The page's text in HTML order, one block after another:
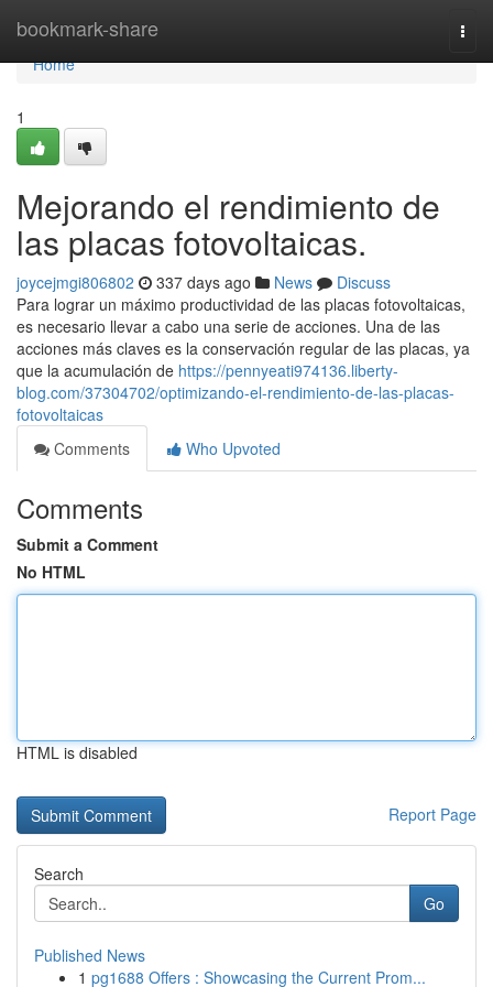
bookmark-share
Home
Home
1
Mejorando el rendimiento de
las placas fotovoltaicas.
joycejmgi806802 337 days ago News
Discuss
Para lograr un máximo productividad de las placas fotovoltaicas,
es necesario llevar a cabo una serie de acciones. Una de las
acciones más claves es la conservación regular de las placas, ya
que la acumulación de https://pennyeati974136.liberty-
blog.com/37304702/optimizando-el-rendimiento-de-las-placas-
fotovoltaicas
Comments
Who Upvoted
Comments
Submit a Comment
No HTML
HTML is disabled
Report Page
Search
Go
Published News
1 pg1688 Offers : Showcasing the Current Prom...